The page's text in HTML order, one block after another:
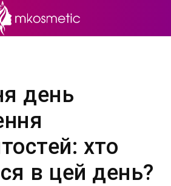
день
хто
в цей день?